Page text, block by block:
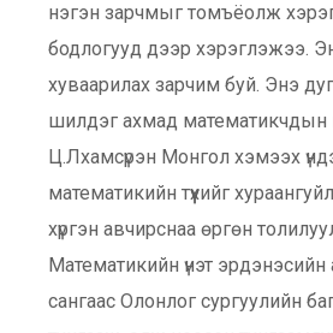
нэгэн зарчмыг томъёолж
бодлогууд дээр хэрэглэжээ.
хуваарилах зарчим буй. Энэ
шилдэг ахмад математикчдын
Ц.Лхамсүрэн Монгол хэмээх
математикийн түүхийг
хүргэн авчирснаа өргөн
Математикийн үнэт эрдэнэсийн
сангаас Олонлог сургуулийн